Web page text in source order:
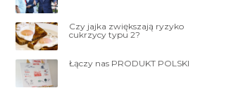
Czy jajka zwiększają ryzyko
cukrzycy typu 2?
Łączy nas PRODUKT POLSKI